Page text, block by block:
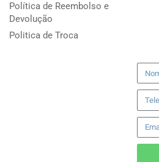
Política de Reembolso e
Devolução
Politica de Troca